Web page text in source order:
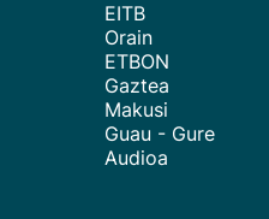
EITB
Orain
ETBON
Gaztea
Makusi
Guau - Gure
Audioa